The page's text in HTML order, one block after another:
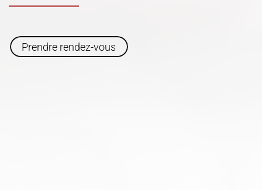
Prendre rendez-vous